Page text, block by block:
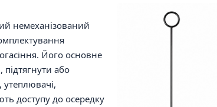
немеханізований
Його основне
або
утеплювачі,
доступу до осередку